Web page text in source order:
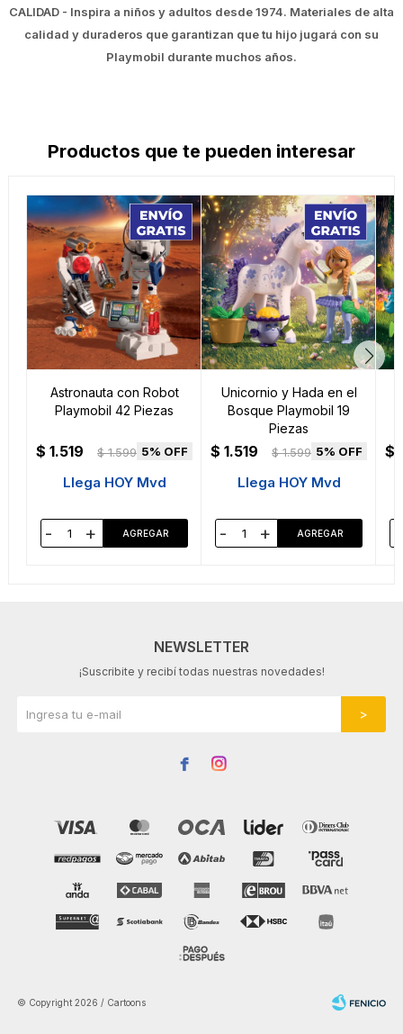
CALIDAD - Inspira a niños y adultos desde 1974. Materiales de alta
calidad y duraderos que garantizan que tu hijo jugará con su
Playmobil durante muchos años.
Productos que te pueden interesar
Astronauta con Robot
Playmobil 42 Piezas
$ 1.519 $ 1.599 5
Llega HOY Mvd
- +
Unicornio y Hada en el
Bosque Playmobil 19
Piezas
$ 1.519 $ 1.599 5
Llega HOY Mvd
- +
$
NEWSLETTER
¡Suscribite y recibí todas nuestras novedades!
 
© Copyright 2026 / Cartoons